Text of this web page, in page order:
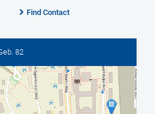
Find Contact
82